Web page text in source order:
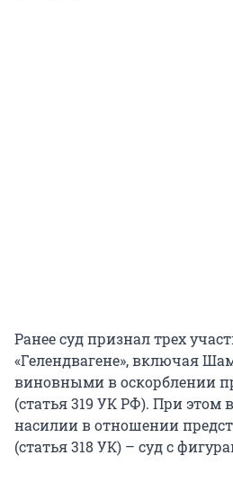
Ранее суд признал трех
«Гелендвагене», включая
виновными в оскорблении
(статья 319 УК РФ). При этом
насилии в отношении
(статья 318 УК) – суд с